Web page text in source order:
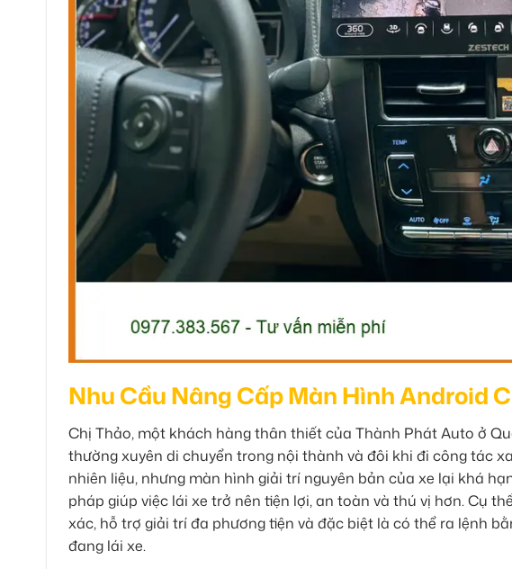
Nhu Cầu Nâng Cấp Màn Hình Android
Chị Thảo, một khách hàng thân thiết của Thành Phát Auto ở
thường xuyên di chuyển trong nội thành và đôi khi đi công tác
nhiên liệu, nhưng màn hình giải trí nguyên bản của xe lại khá
pháp giúp việc lái xe trở nên tiện lợi, an toàn và thú vị hơn. Cụ
xác, hỗ trợ giải trí đa phương tiện và đặc biệt là có thể ra lệnh
đang lái xe.